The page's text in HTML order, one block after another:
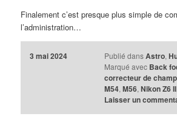
Finalement c’est presque plus simple de
l’administration…
3 mai 2024 Publié dans Astro,
Marqué avec Back
correcteur de champ
M54, M56, Nikon Z6 II,
Laisser un